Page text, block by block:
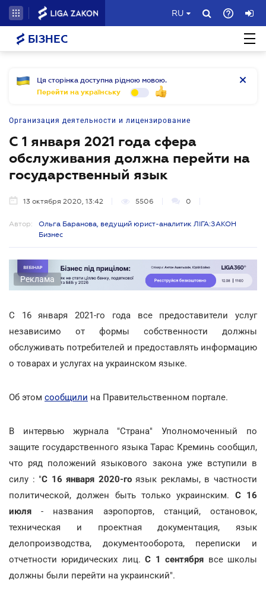
RU
БІЗНЕС
Ця сторінка доступна рідною мовою.
Перейти на українську
Организация деятельности и лицензирование
C 1 января 2021 года сфера
обслуживания должна перейти на
государственный язык
13 октября 2020, 13:42 5506 0
Автор:
Ольга Баранова, ведущий юрист-аналитик ЛІГА:ЗАКОН
Бизнес
Реклама
С 16 января 2021-го года все предоставители услуг
независимо от формы собственности должны
обслуживать потребителей и предоставлять информацию
о товарах и услугах на украинском языке.
Об этом сообщили на Правительственном портале.
В интервью журнала "Страна" Уполномоченный по
защите государственного языка Тарас Креминь сообщил,
что ряд положений языкового закона уже вступили в
силу : "С 16 января 2020-гоязык рекламы, в частности
политической, должен быть только украинским. С 16
июля - названия аэропортов, станций, остановок,
техническая и проектная документация, язык
делопроизводства, документооборота, переписки и
отчетности юридических лиц.С 1 сентября все школы
должны были перейти на украинский".